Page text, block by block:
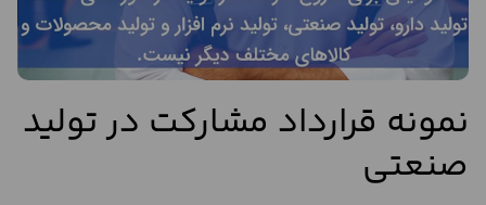
نمونه قرارداد مشارکت در تولید
صنعتی